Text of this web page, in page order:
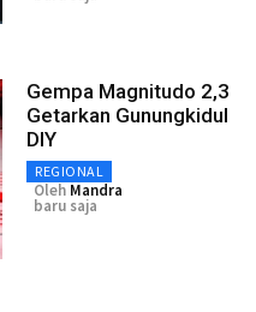
Gempa Magnitudo 2,3
Getarkan Gunungkidul
DIY
REGIONAL
Oleh Mandra
baru saja